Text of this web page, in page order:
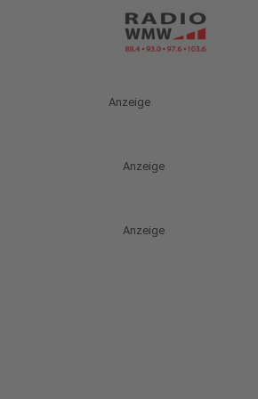
Anzeige
Anzeige
Anzeige